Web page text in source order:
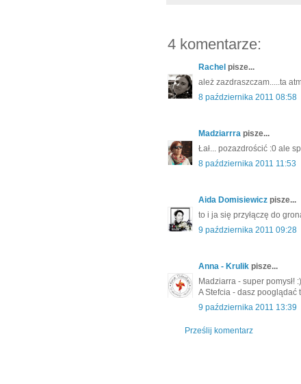
4 komentarze:
Rachel pisze...
ależ zazdraszczam.....ta
8 października 2011 08:58
Madziarrra pisze...
Łał... pozazdrościć :0 ale
8 października 2011 11:53
Aida Domisiewicz pisze...
to i ja się przyłączę do
9 października 2011 09:28
Anna - Krulik pisze...
Madziarra - super pomysł! :)
A Stefcia - dasz
9 października 2011 13:39
Prześlij komentarz